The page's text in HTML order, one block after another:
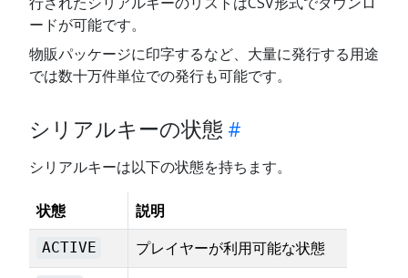
ードが可能です。
物販パッケージに印字するなど、大量に発行する用途
では数十万件単位での発行も可能です。
シリアルキーの状態
シリアルキーは以下の状態を持ちます。
状態 説明
ACTIVE プレイヤーが利用可能な状態